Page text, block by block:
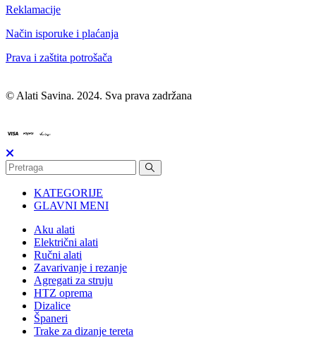
Reklamacije
Način isporuke i plaćanja
Prava i zaštita potrošača
© Alati Savina. 2024. Sva prava zadržana
KATEGORIJE
GLAVNI MENI
Aku alati
Električni alati
Ručni alati
Zavarivanje i rezanje
Agregati za struju
HTZ oprema
Dizalice
Španeri
Trake za dizanje tereta